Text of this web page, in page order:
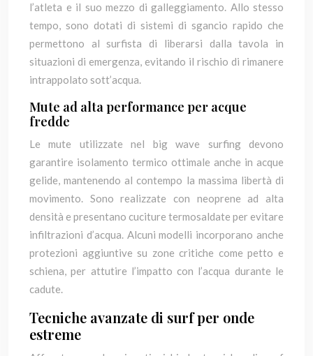
l’atleta e il suo mezzo di galleggiamento. Allo stesso
tempo, sono dotati di sistemi di sgancio rapido che
permettono al surfista di liberarsi dalla tavola in
situazioni di emergenza, evitando il rischio di rimanere
intrappolato sott’acqua.
Mute ad alta performance per acque
fredde
Le mute utilizzate nel big wave surfing devono
garantire isolamento termico ottimale anche in acque
gelide, mantenendo al contempo la massima libertà di
movimento. Sono realizzate con neoprene ad alta
densità e presentano cuciture termosaldate per evitare
infiltrazioni d’acqua. Alcuni modelli incorporano anche
protezioni aggiuntive su zone critiche come petto e
schiena, per attutire l’impatto con l’acqua durante le
cadute.
Tecniche avanzate di surf per onde
estreme